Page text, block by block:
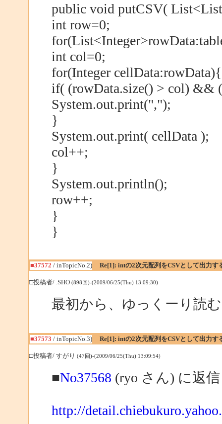
public void putCSV(
int row=0;
int col=0;
for(Integer cellData:rowData){
if( (rowData.size() > col) &&
System.out.print(",");
}
System.out.print( cellData );
col++;
}
System.out.println();
row++;
}
}
■37572 / inTopicNo.2) Re[1]: intの2次元配列をCSVとして出力す
□投稿者/ .SHO (898回)-(2009/06/25(Thu) 13:09:30)
最初から、ゆっくーり読
■37573 / inTopicNo.3) Re[1]: intの2次元配列をCSVとして出力す
□投稿者/ すがり (47回)-(2009/06/25(Thu) 13:09:54)
■No37568 (ryo さん) に返信
http://